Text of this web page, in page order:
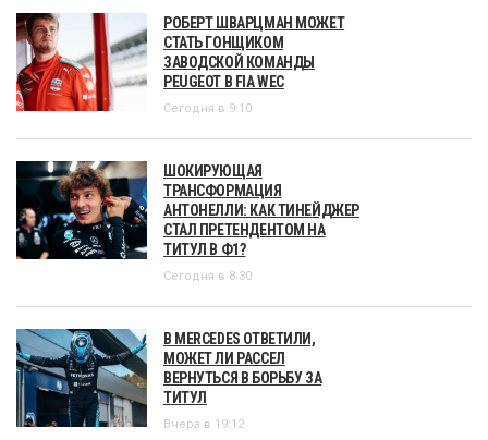
РОБЕРТ ШВАРЦМАН МОЖЕТ
СТАТЬ ГОНЩИКОМ
ЗАВОДСКОЙ КОМАНДЫ
PEUGEOT В FIA WEC
Сегодня в 9:10
ШОКИРУЮЩАЯ
ТРАНСФОРМАЦИЯ
АНТОНЕЛЛИ: КАК ТИНЕЙДЖЕР
СТАЛ ПРЕТЕНДЕНТОМ НА
ТИТУЛ В Ф1?
Сегодня в 8:30
В MERCEDES ОТВЕТИЛИ,
МОЖЕТ ЛИ РАССЕЛ
ВЕРНУТЬСЯ В БОРЬБУ ЗА
ТИТУЛ
Вчера в 19:12